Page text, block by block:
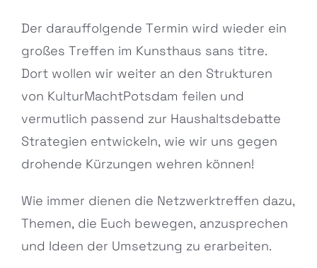
Der darauffolgende Termin wird wieder ein
großes Treffen im Kunsthaus sans titre.
Dort wollen wir weiter an den Strukturen
von KulturMachtPotsdam feilen und
vermutlich passend zur Haushaltsdebatte
Strategien entwickeln, wie wir uns gegen
drohende Kürzungen wehren können!
Wie immer dienen die Netzwerktreffen dazu,
Themen, die Euch bewegen, anzusprechen
und Ideen der Umsetzung zu erarbeiten.